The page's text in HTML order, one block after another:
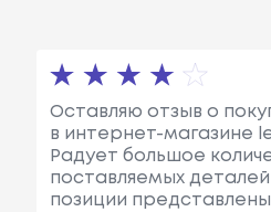
Оставляю отзыв о
в интернет-магазине
Радует большое
поставляемых деталей
позиции